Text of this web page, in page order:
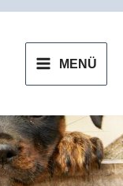
MENU
MENÜ